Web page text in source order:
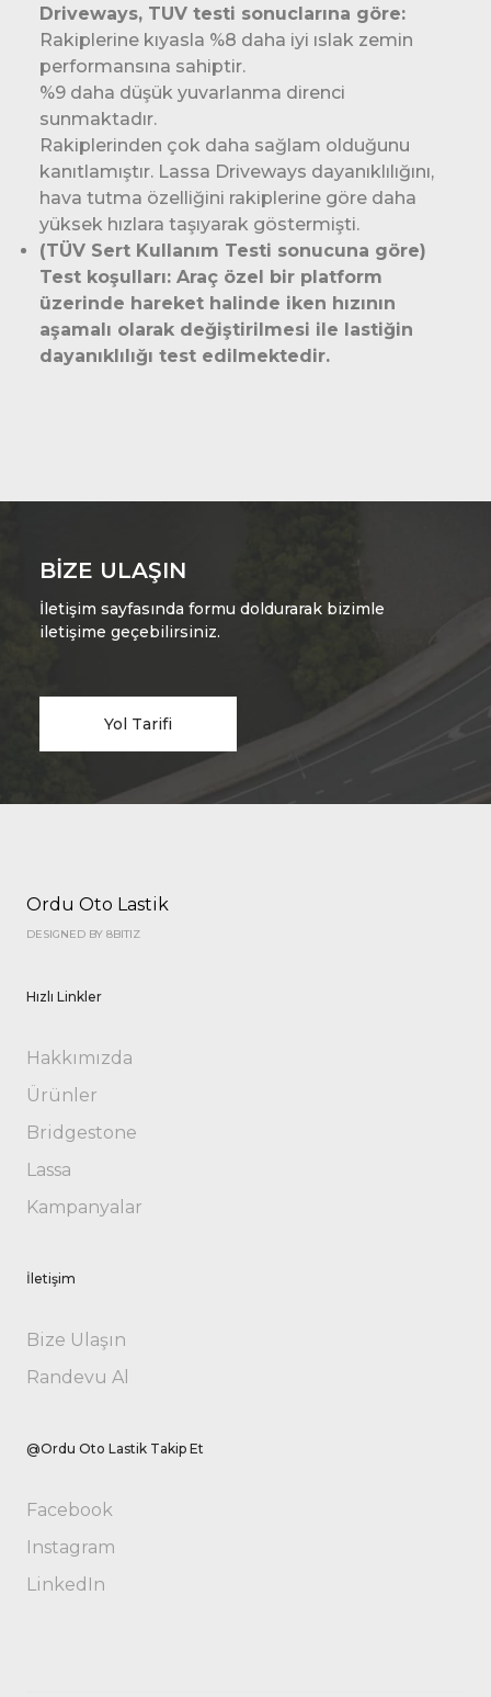
Driveways, TUV testi sonuclarına göre:
Rakiplerine kıyasla %8 daha iyi ıslak zemin
performansına sahiptir.
%9 daha düşük yuvarlanma direnci
sunmaktadır.
Rakiplerinden çok daha sağlam olduğunu
kanıtlamıştır. Lassa Driveways dayanıklılığını,
hava tutma özelliğini rakiplerine göre daha
yüksek hızlara taşıyarak göstermişti.
(TÜV Sert Kullanım Testi sonucuna göre)
Test koşulları: Araç özel bir platform
üzerinde hareket halinde iken hızının
aşamalı olarak değiştirilmesi ile lastiğin
dayanıklılığı test edilmektedir.
BIZE ULAŞIN
İletişim sayfasında formu doldurarak bizimle
iletişime geçebilirsiniz.
Yol Tarifi
Ordu Oto Lastik
DESIGNED BY 8BITIZ
Hızlı Linkler
Hakkımızda
Ürünler
Bridgestone
Lassa
Kampanyalar
İletişim
Bize Ulaşın
Randevu Al
@Ordu Oto Lastik Takip Et
Facebook
Instagram
LinkedIn